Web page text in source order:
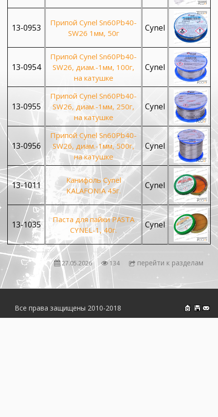
13-0953
Припой Cynel Sn60Pb40-
SW26 1мм, 50г
Cynel
13-0954
Припой Cynel Sn60Pb40-
SW26, диам.-1мм, 100г,
на катушке
Cynel
13-0955
Припой Cynel Sn60Pb40-
SW26, диам.-1мм, 250г,
на катушке
Cynel
13-0956
Припой Cynel Sn60Pb40-
SW26, диам.-1мм, 500г,
на катушке
Cynel
13-1011
Канифоль Cynel
KALAFONIA 45г.
Cynel
13-1035
Паста для пайки PASTA
CYNEL-1, 40г.
Cynel
27.05.2026 134 перейти к разделам
На
Все права защищены 2010-2018